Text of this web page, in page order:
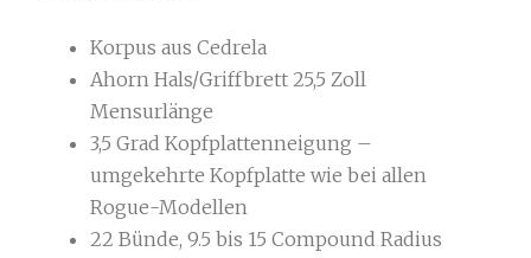
Korpus aus Cedrela
Ahorn Hals/Griffbrett 25,5 Zoll
Mensurlänge
3,5 Grad Kopfplattenneigung –
umgekehrte Kopfplatte wie bei allen
Rogue-Modellen
22 Bünde, 9.5 bis 15 Compound Radius